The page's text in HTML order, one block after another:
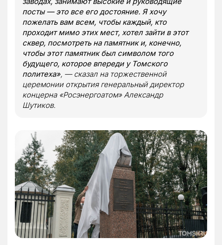
посты — это все его достояние. Я хочу
пожелать вам всем, чтобы каждый, кто
проходит мимо этих мест, хотел зайти в этот
сквер, посмотреть на памятник и, конечно,
чтобы этот памятник был символом того
будущего, которое впереди у Томского
политеха», — сказал на торжественной
церемонии открытия генеральный директор
концерна «Росэнергоатом» Александр
Шутиков.